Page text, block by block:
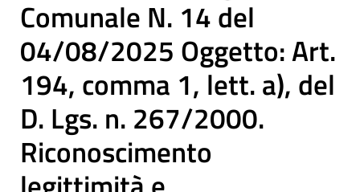
Comunale N. 14 del
04/08/2025 Oggetto: Art.
194, comma 1, lett. a), del
D. Lgs. n. 267/2000.
Riconoscimento